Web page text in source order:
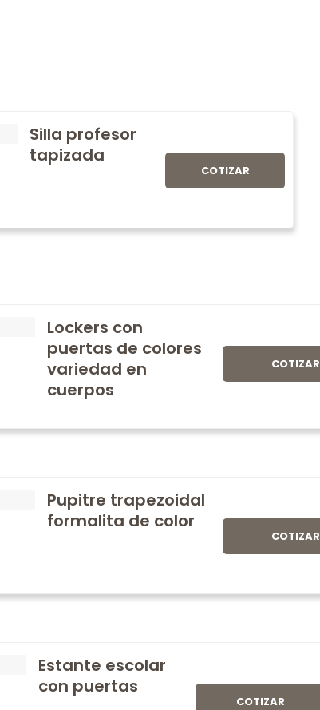
Silla profesor
tapizada
COTIZAR
Lockers con
puertas de colores
variedad en
cuerpos
COTIZAR
Pupitre trapezoidal
formalita de color
COTIZAR
Estante escolar
con puertas
COTIZAR